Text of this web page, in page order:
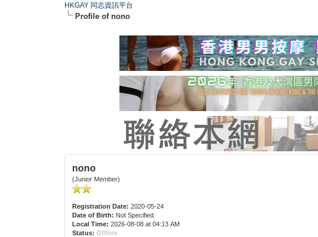
HKGAY 同志資訊平台
Profile of nono
nono
(Junior Member)
Registration Date: 2020-05-24
Date of Birth: Not Specified
Local Time: 2026-08-08 at 04:13 AM
Status: Offline